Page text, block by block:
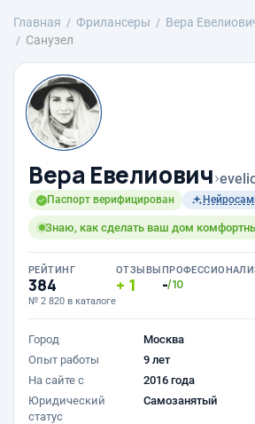
Главная Фрилансеры Вера
Санузел
Вера Евелиович›
Паспорт верифицирован
Знаю, как сделать ваш дом
РЕЙТИНГ
384
№ 2 820 в каталоге
ОТЗЫВЫ
1 -/10
Город
Москва
Опыт работы
9 лет
На сайте с
2016 года
Юридический
статус
Самозанятый